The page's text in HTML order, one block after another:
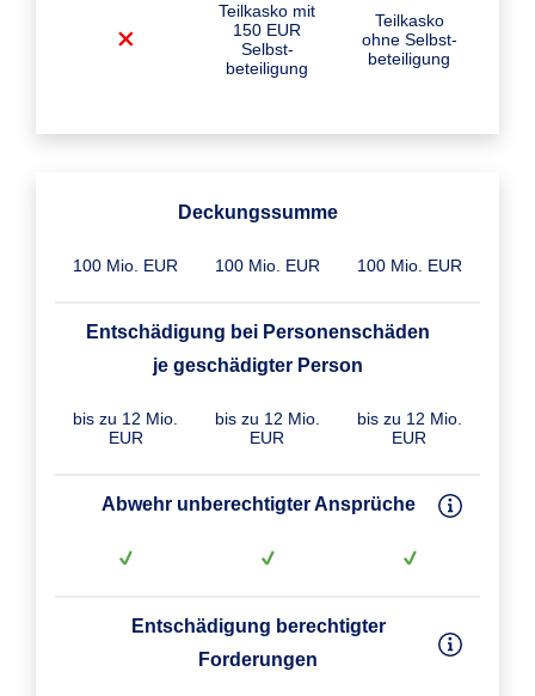
Teilkasko mit
150 EUR
Selbst­
beteiligung
Teilkasko
ohne Selbst­
beteiligung
Deckungssumme
100 Mio. EUR 100 Mio. EUR 100 Mio. EUR
Entschädigung bei Personenschäden
je geschädigter Person
bis zu 12 Mio.
EUR
bis zu 12 Mio.
EUR
bis zu 12 Mio.
EUR
Abwehr unberechtigter Ansprüche
Entschädigung berechtigter
Forderungen